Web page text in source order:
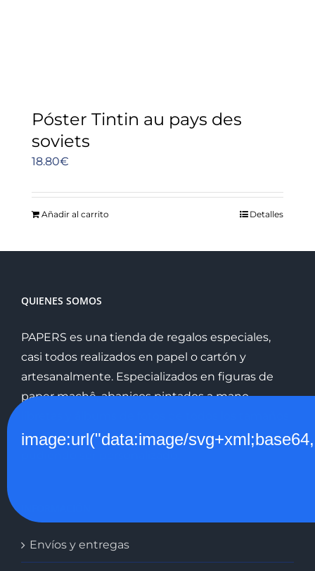
Póster Tintin au pays des
soviets
18.80€
Añadir al carrito Detalles
QUIENES SOMOS
PAPERS es una tienda de regalos especiales,
casi todos realizados en papel o cartón y
artesanalmente. Especializados en figuras de
paper machê, abanicos pintados a mano,
encuadernados manualmente, todo ello
Envíos y entregas
image:url("data:image/